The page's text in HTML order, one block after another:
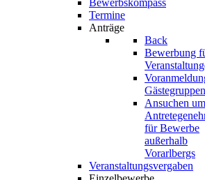
Bewerbskompass
Termine
Anträge
Back
Bewerbung
Gästegruppen
Ansuchen um
für Bewerbe
außerhalb
Vorarlbergs
Veranstaltungsvergaben